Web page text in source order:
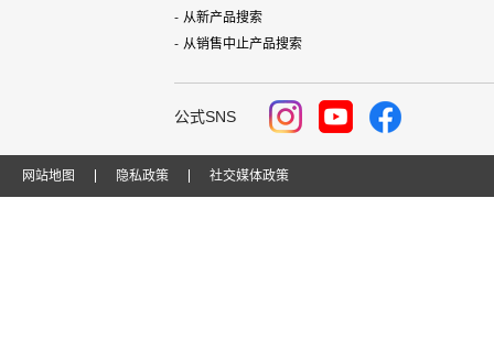
从新产品搜索
从销售中止产品搜索
公式SNS
网站地图 隐私政策 社交媒体政策